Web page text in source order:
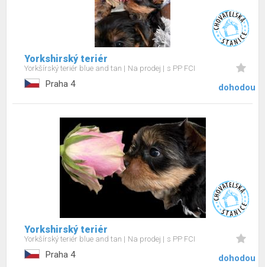
Yorkshirský teriér
Yorkšírský teriér blue and tan Na prodej s PP FCI
Praha 4 dohodou
Yorkshirský teriér
Yorkšírský teriér blue and tan Na prodej s PP FCI
Praha 4 dohodou